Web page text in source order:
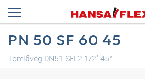
PN 50 SF 60 45
Tömlővég DN51 SFL2.1/2" 45°